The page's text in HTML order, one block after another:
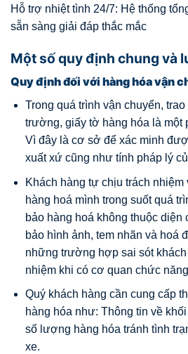
Hỗ trợ nhiệt tình 24/7: Hệ thống
sẵn sàng giải đáp thắc mắc
Một số quy định chung và
Quy định đối với hàng hóa vận
Trong quá trình vận chuyển,
trường, giấy tờ hàng hóa là một
Vì đây là cơ sở để xác minh
xuất xứ cũng như tính pháp lý
Khách hàng tự chịu trách nhiệm
hàng hoá mình trong suốt quá
bảo hàng hoá không thuộc diện
bảo hình ảnh, tem nhãn và hoá
những trường hợp sai sót
nhiệm khi có cơ quan chức
Quý khách hàng cần cung cấp
hàng hóa như: Thông tin về
số lượng hàng hóa tránh tình
xe.